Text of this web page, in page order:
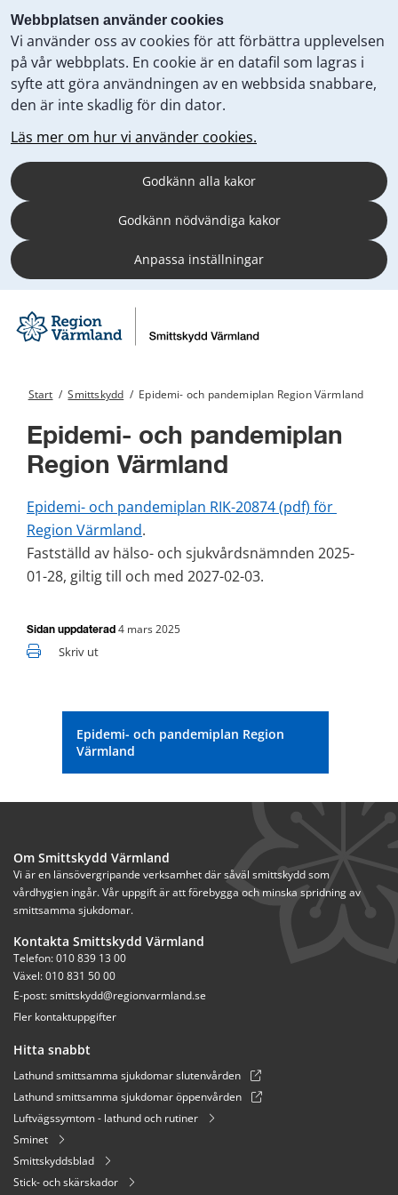
Webbplatsen använder cookies
Vi använder oss av cookies för att förbättra upplevelsen
på vår webbplats. En cookie är en datafil som lagras i
syfte att göra användningen av en webbsida snabbare,
den är inte skadlig för din dator.
Läs mer om hur vi använder cookies.
Godkänn alla kakor
Godkänn nödvändiga kakor
Anpassa inställningar
Start / Smittskydd / Epidemi- och pandemiplan Region Värmland
Epidemi- och pandemiplan Region
Värmland
Epidemi- och pandemiplan
Region Värmland
Epidemi- och pandemiplan RIK-20874 (pdf) för
Region Värmlandpdf, 834 kB.
.
Fastställd av hälso- och sjukvårdsnämnden 2025-
01-28, giltig till och med 2027-02-03.
Sidan uppdaterad 4 mars 2025
Skriv ut
Om Smittskydd Värmland
Vi är en länsövergripande verksamhet där såväl smittskydd som
vårdhygien ingår. Vår uppgift är att förebygga och minska spridning av
smittsamma sjukdomar.
Kontakta Smittskydd Värmland
Telefon: 010 839 13 00
Växel: 010 831 50 00
E-post: smittskydd@regionvarmland.se
Fler kontaktuppgifter
Hitta snabbt
Lathund smittsamma sjukdomar slutenvården
Lathund smittsamma sjukdomar öppenvården
Luftvägssymtom - lathund och rutiner
Sminet
Smittskyddsblad
Stick- och skärskador